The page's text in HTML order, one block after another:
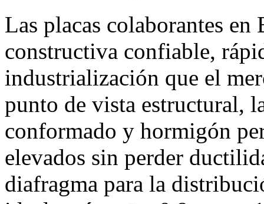
Las placas colaborantes
constructiva confiable,
industrialización que el
punto de vista estructural,
conformado y hormigón
elevados sin perder
diafragma para la